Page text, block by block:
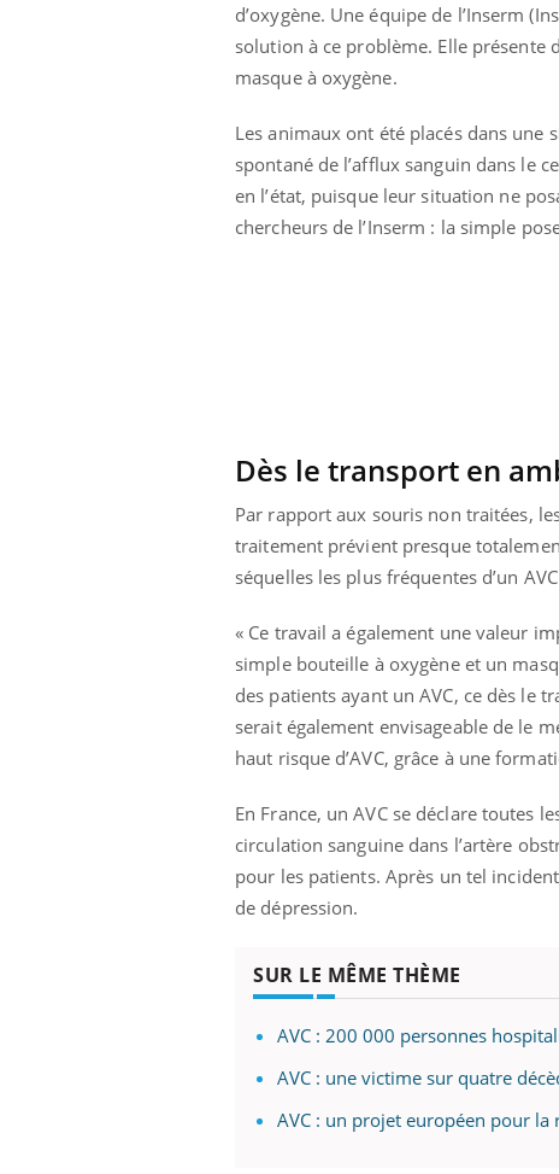
d’oxygène. Une équipe de l’Inserm
solution à ce problème. Elle présente
masque à oxygène.
Les animaux ont été placés dans une
spontané de l’afflux sanguin dans le
en l’état, puisque leur situation ne
chercheurs de l’Inserm : la simple
Dès le transport en
Par rapport aux souris non traitées,
traitement prévient presque
séquelles les plus fréquentes d’un
« Ce travail a également une valeur
simple bouteille à oxygène et un
des patients ayant un AVC, ce dès le
serait également envisageable de le
haut risque d’AVC, grâce à une
En France, un AVC se déclare toutes
circulation sanguine dans l’artère
pour les patients. Après un tel
de dépression.
SUR LE MÊME THÈME
AVC : 200 000 personnes
AVC : une victime sur quatre
AVC : un projet européen pour la
Eczéma Chronique des Mains :
expliquer ma maladie Youtube
d'autres non ! D'un côté, poser des
questions sur la maladie d'un proche c'est
...